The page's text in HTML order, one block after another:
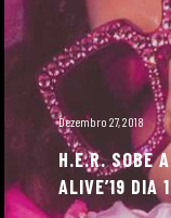
Dezembro 27, 2018
H.E.R. SOBE
ALIVE’19 DIA